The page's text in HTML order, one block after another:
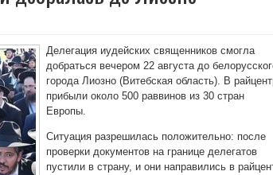
Делегация иудейских священников смогла
добраться вечером 22 августа до
города Лиозно (Витебская область). В
прибыли около 500 раввинов из 30 стран
Европы.
Ситуация разрешилась положительно: после
проверки документов на границе делегатов
пустили в страну, и они направились в